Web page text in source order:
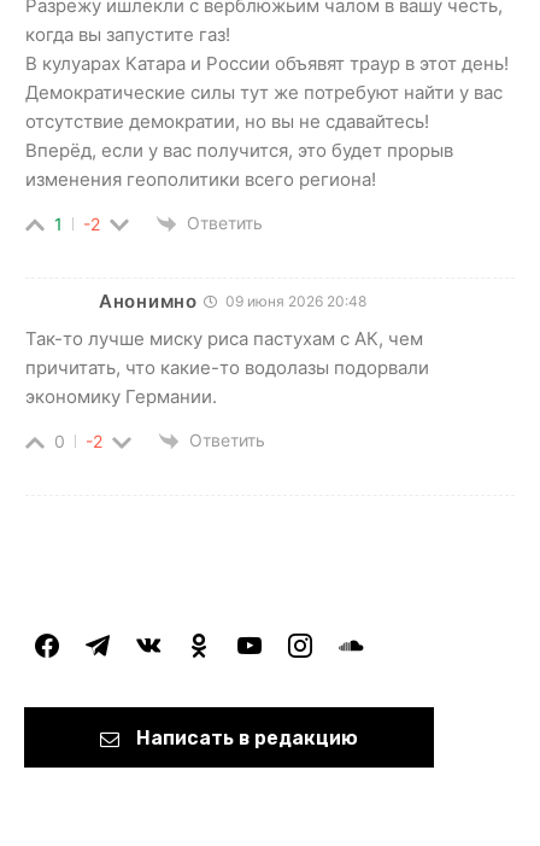
Разрежу ишлекли с верблюжьим чалом в вашу честь,
когда вы запустите газ!
В кулуарах Катара и России объявят траур в этот день!
Демократические силы тут же потребуют найти у вас
отсутствие демократии, но вы не сдавайтесь!
Вперёд, если у вас получится, это будет прорыв
изменения геополитики всего региона!
1 -2 Ответить
Анонимно 09 июня 2026 20:48
Так-то лучше миску риса пастухам с АК, чем
причитать, что какие-то водолазы подорвали
экономику Германии.
0 -2 Ответить
facebooktelegramvkontakteodnoklassniki
youtubeinstagramsoundcloud
Написать в редакцию